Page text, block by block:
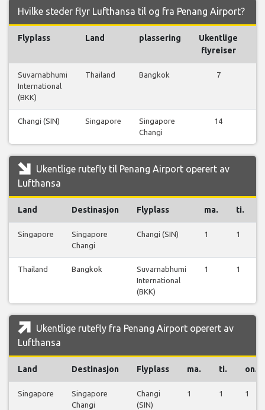
Hvilke steder flyr Lufthansa til og fra Penang Airport?
Flyplass Land plassering
Ukentlige
flyreiser
Suvarnabhumi
International
(BKK)
Thailand Bangkok
7
Changi (SIN) Singapore
Singapore
Changi
14
Ukentlige rutefly til Penang Airport operert av
Lufthansa
Land Destinasjon Flyplass ma. ti.
Singapore
Singapore
Changi
Changi (SIN) 1 1
Thailand Bangkok
Suvarnabhumi
International
(BKK)
1 1
Ukentlige rutefly fra Penang Airport operert av
Lufthansa
Land Destinasjon Flyplass ma. ti. on.
Singapore
Singapore
Changi
Changi
(SIN)
1 1 1